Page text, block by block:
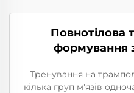
Повнотілова
формування
Тренування на
кілька груп м'язів